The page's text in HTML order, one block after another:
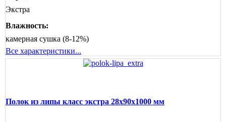
Экстра
Влажность:
камерная сушка (8-12%)
Все характеристики...
Полок из липы класс экстра 28x90x1000 мм